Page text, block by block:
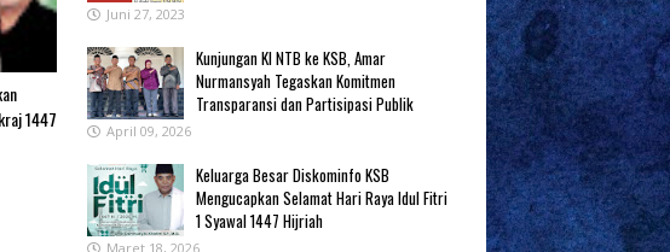
1447
Juni 27, 2023
Kunjungan KI NTB ke KSB, Amar
Nurmansyah Tegaskan Komitmen
Transparansi dan Partisipasi Publik
April 09, 2026
Keluarga Besar Diskominfo KSB
Mengucapkan Selamat Hari Raya Idul Fitri
1 Syawal 1447 Hijriah
Maret 18, 2026